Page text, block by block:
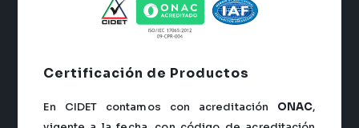
Certificación de Productos
En CIDET contamos con acreditación ONAC,